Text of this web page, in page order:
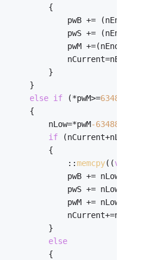
						{
pwS += (nEndX-
pwM +=(nEndX-
							nCurrent=nEndX;
						}
					}
else if (*pwM>=63488
					{
						nLow=*pwM
-63488
if
						{
							::
memcpy((void
							pwS += nLow;
							pwM += nLow;
							nCurrent+=nLow;
						}
else
						{